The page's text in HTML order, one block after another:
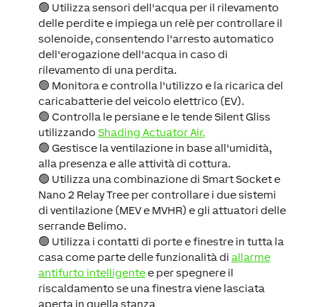
🟢 Utilizza sensori dell'acqua per il rilevamento
delle perdite e impiega un relè per controllare il
solenoide, consentendo l'arresto automatico
dell'erogazione dell'acqua in caso di
rilevamento di una perdita.
🟢 Monitora e controlla l'utilizzo e la ricarica del
caricabatterie del veicolo elettrico (EV).
🟢 Controlla le persiane e le tende Silent Gliss
utilizzando Shading Actuator Air.
🟢 Gestisce la ventilazione in base all'umidità,
alla presenza e alle attività di cottura.
🟢 Utilizza una combinazione di Smart Socket e
Nano 2 Relay Tree per controllare i due sistemi
di ventilazione (MEV e MVHR) e gli attuatori delle
serrande Belimo.
🟢 Utilizza i contatti di porte e finestre in tutta la
casa come parte delle funzionalità di allarme
antifurto intelligentee per spegnere il
riscaldamento se una finestra viene lasciata
aperta in quella stanza